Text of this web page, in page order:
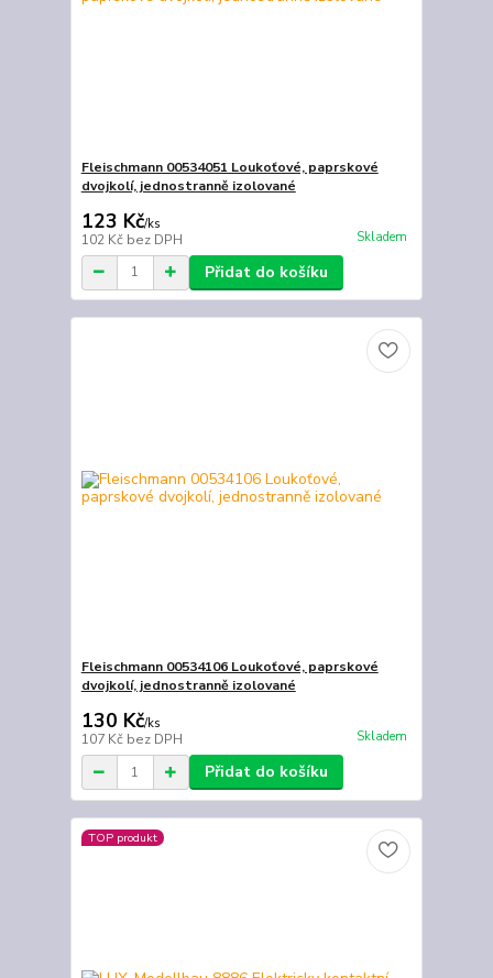
Fleischmann 00534051 Loukoťové, paprskové
dvojkolí, jednostranně izolované
123 Kč/ks
102 Kč bez DPH Skladem
Přidat do košíku
Fleischmann 00534106 Loukoťové, paprskové
dvojkolí, jednostranně izolované
130 Kč/ks
107 Kč bez DPH Skladem
Přidat do košíku
TOP produkt